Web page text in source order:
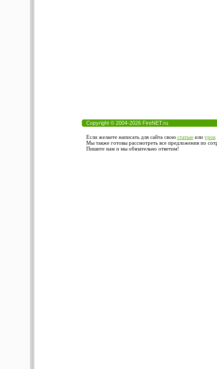
Copyright © 2004-2026 FireNET.ru
Если желаете написать для сайта свою статьюили урок
Мы также готовы рассмотреть все предложения по
Пишите нам и мы обязательно ответим!